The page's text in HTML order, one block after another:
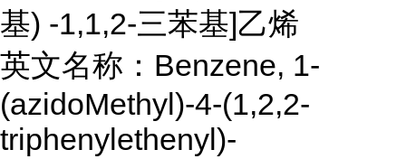
基) -1,1,2-三苯基]乙烯
英文名称：Benzene, 1-
(azidoMethyl)-4-(1,2,2-
triphenylethenyl)-